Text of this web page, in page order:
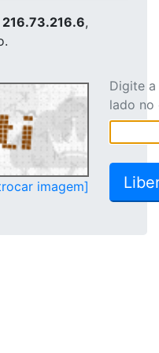
216.73.216.6,
imagem]
Digite
lado no